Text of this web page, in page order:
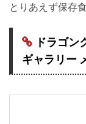
とりあえず保存
ドラゴン
ギャラリー